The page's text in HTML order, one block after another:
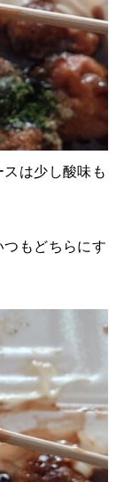
は少し酸味も
もどちらにす